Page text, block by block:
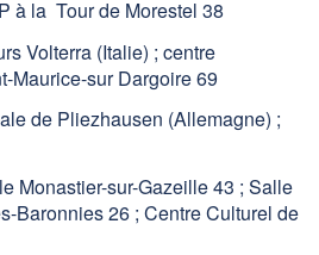
à la Tour de Morestel 38
Volterra (Italie) ; centre
Maurice-sur Dargoire 69
de Pliezhausen (Allemagne) ;
Monastier-sur-Gazeille 43 ; Salle
Baronnies 26 ; Centre Culturel de